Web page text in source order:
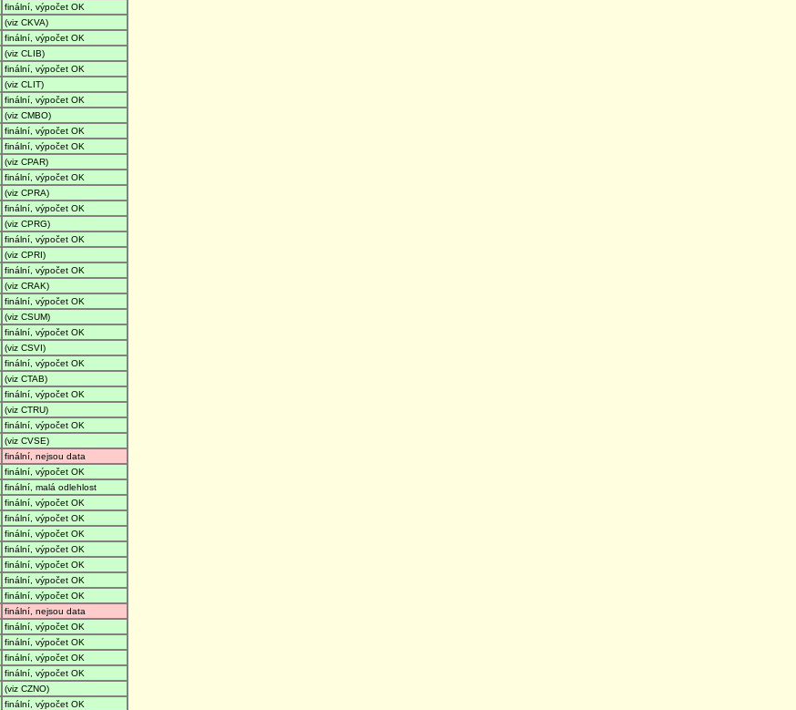
finální, výpočet OK
(viz CKVA)
finální, výpočet OK
(viz CLIB)
finální, výpočet OK
(viz CLIT)
finální, výpočet OK
(viz CMBO)
finální, výpočet OK
finální, výpočet OK
(viz CPAR)
finální, výpočet OK
(viz CPRA)
finální, výpočet OK
(viz CPRG)
finální, výpočet OK
(viz CPRI)
finální, výpočet OK
(viz CRAK)
finální, výpočet OK
(viz CSUM)
finální, výpočet OK
(viz CSVI)
finální, výpočet OK
(viz CTAB)
finální, výpočet OK
(viz CTRU)
finální, výpočet OK
(viz CVSE)
finální, nejsou data
finální, výpočet OK
finální, malá odlehlost
finální, výpočet OK
finální, výpočet OK
finální, výpočet OK
finální, výpočet OK
finální, výpočet OK
finální, výpočet OK
finální, výpočet OK
finální, nejsou data
finální, výpočet OK
finální, výpočet OK
finální, výpočet OK
finální, výpočet OK
(viz CZNO)
finální, výpočet OK